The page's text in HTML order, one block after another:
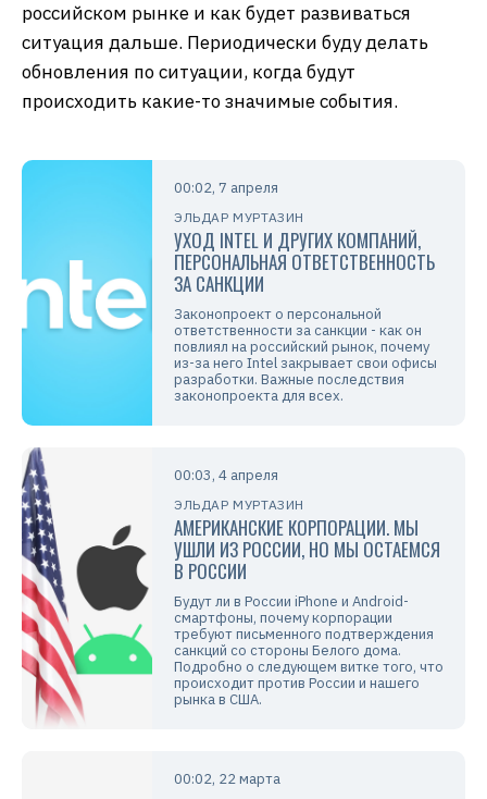
российском рынке и как будет развиваться
ситуация дальше. Периодически буду делать
обновления по ситуации, когда будут
происходить какие-то значимые события.
00:02, 7 апреля
ЭЛЬДАР МУРТАЗИН
УХОД INTEL И ДРУГИХ КОМПАНИЙ,
ПЕРСОНАЛЬНАЯ ОТВЕТСТВЕННОСТЬ
ЗА САНКЦИИ
Законопроект о персональной
ответственности за санкции - как он
повлиял на российский рынок, почему
из-за него Intel закрывает свои офисы
разработки. Важные последствия
законопроекта для всех.
00:03, 4 апреля
ЭЛЬДАР МУРТАЗИН
АМЕРИКАНСКИЕ КОРПОРАЦИИ. МЫ
УШЛИ ИЗ РОССИИ, НО МЫ ОСТАЕМСЯ
В РОССИИ
Будут ли в России iPhone и Android-
смартфоны, почему корпорации
требуют письменного подтверждения
санкций со стороны Белого дома.
Подробно о следующем витке того, что
происходит против России и нашего
рынка в США.
00:02, 22 марта